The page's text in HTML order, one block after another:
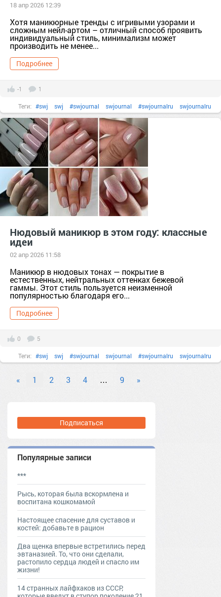
18 апр 2026 12:39
Хотя маникюрные тренды с игривыми узорами и
сложным нейл-артом – отличный способ проявить
индивидуальный стиль, минимализм может
производить не менее...
Подробнее
-1 1
Теги: #swj swj #swjournal swjournal #swjournalru swjournalru
#бренд #гельлак гельлак #декоративнаякосметика
декоративнаякосметика #длинныеногти
#идеиманикюра #косметика #лакдляногтей
#маникюр маникюр #маникюромбре маникюромбре
ногти #подарок тер. сдт Подарок (г.Уржум) [714111]
тер. СНТ Косметика [13321] #уходзаногтями
Нюдовый маникюр в этом году: классные
идеи
02 апр 2026 11:58
Маникюр в нюдовых тонах — покрытие в
естественных, нейтральных оттенках бежевой
гаммы. Этот стиль пользуется неизменной
популярностью благодаря его...
Подробнее
0 5
Теги: #swj swj #swjournal swjournal #swjournalru swjournalru
маникюр #маникюромбре
тер. СНТ Косметика [13321]
« 1 2 3 4 … 9 »
Подписаться
Популярные записи
***
Рысь, которая была вскормлена и
воспитана кошкомамой
Настоящее спасение для суставов и
костей: добавьте в рацион
Два щенка впервые встретились перед
эвтаназией. То, что они сделали,
растопило сердца людей и спасло им
жизни!
14 странных лайфхаков из СССР,